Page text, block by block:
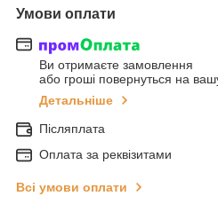
Умови оплати
Ви отримаєте замовлення
або гроші повернуться на
Детальніше
Післяплата
Оплата за реквізитами
Всі умови оплати